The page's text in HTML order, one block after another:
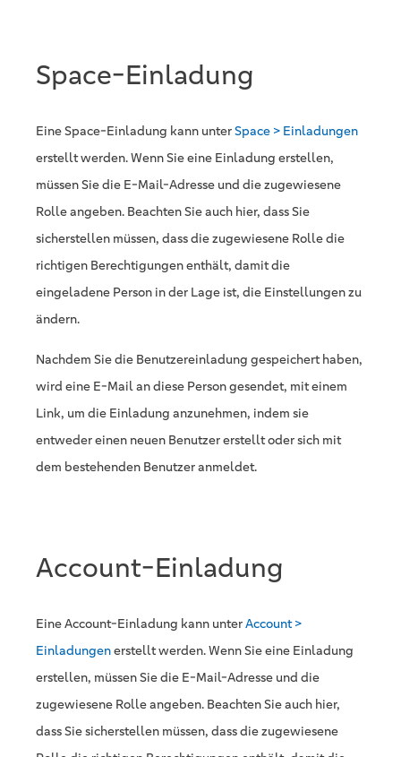
Space-Einladung
Eine Space-Einladung kann unterSpace > Einladungen
erstellt werden. Wenn Sie eine Einladung erstellen,
müssen Sie die E-Mail-Adresse und die zugewiesene
Rolle angeben. Beachten Sie auch hier, dass Sie
sicherstellen müssen, dass die zugewiesene Rolle die
richtigen Berechtigungen enthält, damit die
eingeladene Person in der Lage ist, die Einstellungen zu
ändern.
Nachdem Sie die Benutzereinladung gespeichert haben,
wird eine E-Mail an diese Person gesendet, mit einem
Link, um die Einladung anzunehmen, indem sie
entweder einen neuen Benutzer erstellt oder sich mit
dem bestehenden Benutzer anmeldet.
Account-Einladung
Eine Account-Einladung kann unterAccount >
Einladungenerstellt werden. Wenn Sie eine Einladung
erstellen, müssen Sie die E-Mail-Adresse und die
zugewiesene Rolle angeben. Beachten Sie auch hier,
dass Sie sicherstellen müssen, dass die zugewiesene